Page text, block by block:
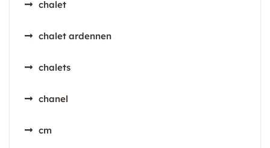
chalet
chalet ardennen
chalets
chanel
cm